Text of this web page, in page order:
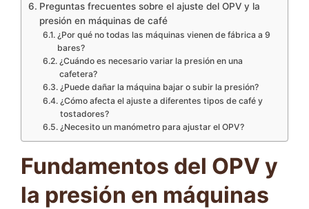
Preguntas frecuentes sobre el ajuste del OPV y la
presión en máquinas de café
¿Por qué no todas las máquinas vienen de fábrica a 9
bares?
¿Cuándo es necesario variar la presión en una
cafetera?
¿Puede dañar la máquina bajar o subir la presión?
¿Cómo afecta el ajuste a diferentes tipos de café y
tostadores?
¿Necesito un manómetro para ajustar el OPV?
Fundamentos del OPV y
la presión en máquinas